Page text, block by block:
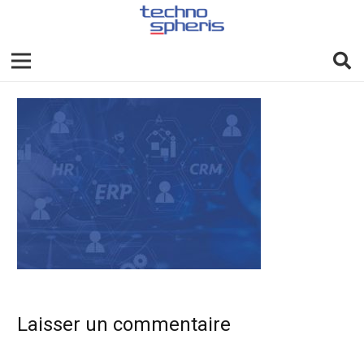
Laisser un commentaire